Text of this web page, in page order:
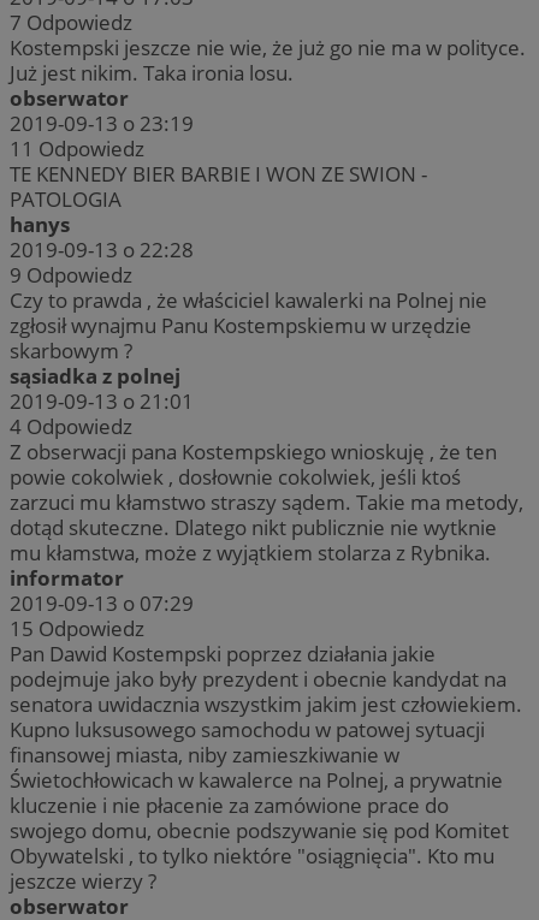
7 Odpowiedz
Kostempski jeszcze nie wie, że już go nie ma w polityce.
Już jest nikim. Taka ironia losu.
obserwator
2019-09-13 o 23:19
11 Odpowiedz
TE KENNEDY BIER BARBIE I WON ZE SWION -
PATOLOGIA
hanys
2019-09-13 o 22:28
9 Odpowiedz
Czy to prawda , że właściciel kawalerki na Polnej nie
zgłosił wynajmu Panu Kostempskiemu w urzędzie
skarbowym ?
sąsiadka z polnej
2019-09-13 o 21:01
4 Odpowiedz
Z obserwacji pana Kostempskiego wnioskuję , że ten
powie cokolwiek , dosłownie cokolwiek, jeśli ktoś
zarzuci mu kłamstwo straszy sądem. Takie ma metody,
dotąd skuteczne. Dlatego nikt publicznie nie wytknie
mu kłamstwa, może z wyjątkiem stolarza z Rybnika.
informator
2019-09-13 o 07:29
15 Odpowiedz
Pan Dawid Kostempski poprzez działania jakie
podejmuje jako były prezydent i obecnie kandydat na
senatora uwidacznia wszystkim jakim jest człowiekiem.
Kupno luksusowego samochodu w patowej sytuacji
finansowej miasta, niby zamieszkiwanie w
Świetochłowicach w kawalerce na Polnej, a prywatnie
kluczenie i nie płacenie za zamówione prace do
swojego domu, obecnie podszywanie się pod Komitet
Obywatelski , to tylko niektóre "osiągnięcia". Kto mu
jeszcze wierzy ?
obserwator